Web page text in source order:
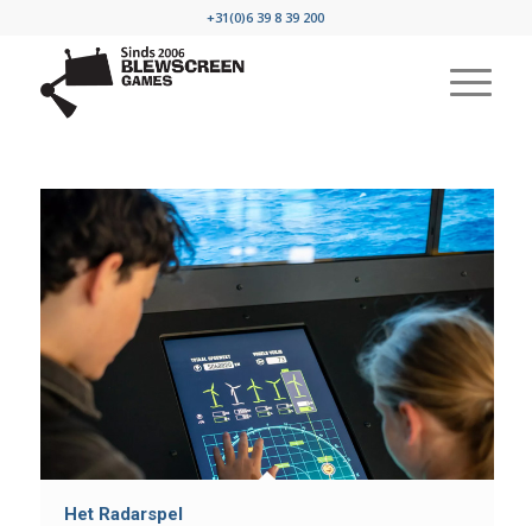
+31(0)6 39 8 39 200
Het Radarspel